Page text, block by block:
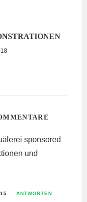
sponsored
und
ANTWORTEN